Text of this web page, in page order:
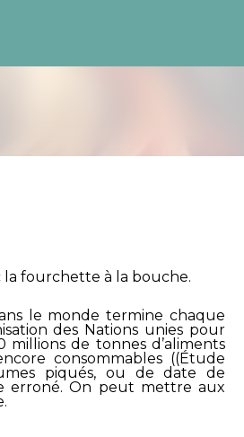
la fourchette à la bouche.
le monde termine chaque
des Nations unies pour
millions de tonnes d’aliments
consommables ((Étude
piqués, ou de date de
erroné. On peut mettre aux